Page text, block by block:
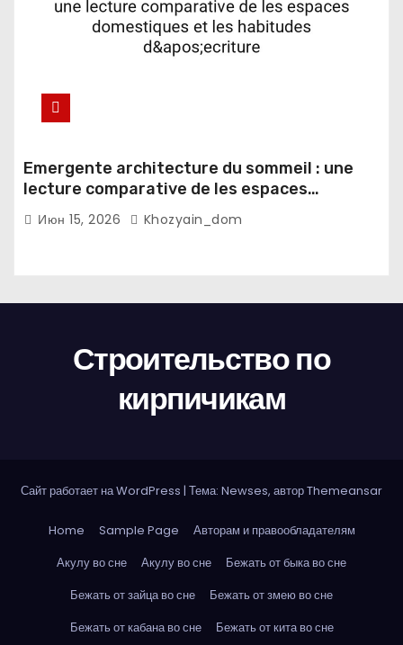
Emergente architecture du sommeil : une
lecture comparative de les espaces
domestiques et les habitudes d'ecriture
Июн 15, 2026 Khozyain_dom
Строительство по
кирпичикам
Сайт работает на WordPress | Тема: Newses, авторThemeansar
Home Sample Page
Авторам и правообладателям
Акулу во сне
Акулу во сне
Бежать от быка во сне
Бежать от зайца во сне
Бежать от змею во сне
Бежать от кабана во сне
Бежать от кита во сне